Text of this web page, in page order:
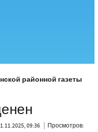
районной газеты
09:36
Просмотров: